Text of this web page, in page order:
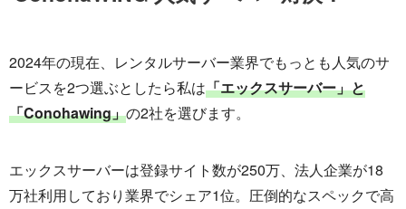
2024年の現在、レンタルサーバー業界でもっとも人気のサ
ービスを2つ選ぶとしたら私は「エックスサーバー」と
「Conohawing」の2社を選びます。
エックスサーバーは登録サイト数が250万、法人企業が18
万社利用しており業界でシェア1位。圧倒的なスペックで高